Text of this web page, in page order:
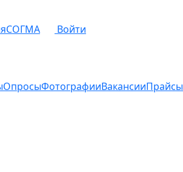
СОГМА Войти
ОпросыФотографииВакансииПрайсы